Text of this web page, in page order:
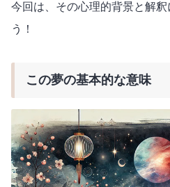
今回は、その心理的背景と解
う！
この夢の基本的な意味